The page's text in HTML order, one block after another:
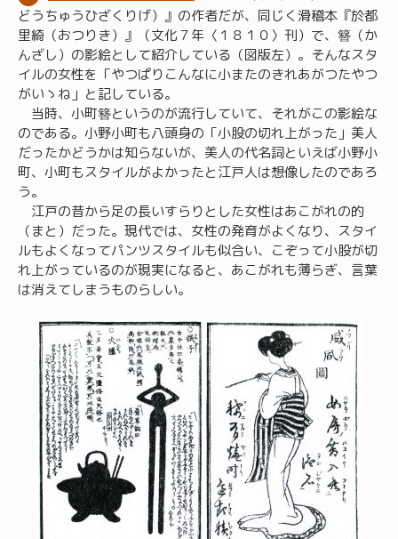
どうちゅうひざくりげ）』の作者だが、同じく滑稽本『於都
里綺（おつりき）』（文化７年〈１８１０〉刊）で、簪（か
んざし）の影絵として紹介している（図版左）。そんなスタ
イルの女性を「やつぱりこんなに小またのきれあがつたやつ
がいゝね」と記している。
当時、小町簪というのが流行していて、それがこの影絵な
のである。小野小町も八頭身の「小股の切れ上がった」美人
だったかどうかは知らないが、美人の代名詞といえば小野小
町、小町もスタイルがよかったと江戸人は想像したのであろ
う。
江戸の昔から足の長いすらりとした女性はあこがれの的
（まと）だった。現代では、女性の発育がよくなり、スタイ
ルもよくなってパンツスタイルも似合い、こぞって小股が切
れ上がっているのが現実になると、あこがれも薄らぎ、言葉
は消えてしまうものらしい。